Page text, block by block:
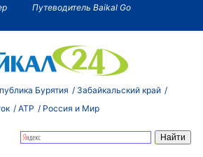
Путеводитель Baikal Go
Бурятия Забайкальский край
АТР Россия и Мир